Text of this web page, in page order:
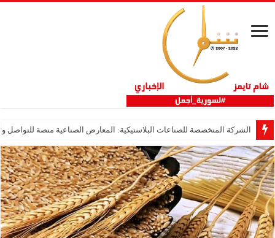
الشركة المتخصصة للصناعات البلاستيكية: المعارض الصناعية منصة للتواصل